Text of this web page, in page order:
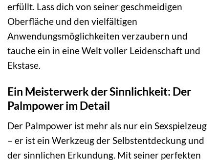
erfüllt. Lass dich von seiner geschmeidigen
Oberfläche und den vielfältigen
Anwendungsmöglichkeiten verzaubern und
tauche ein in eine Welt voller Leidenschaft und
Ekstase.
Ein Meisterwerk der Sinnlichkeit: Der
Palmpower im Detail
Der Palmpower ist mehr als nur ein Sexspielzeug
– er ist ein Werkzeug der Selbstentdeckung und
der sinnlichen Erkundung. Mit seiner perfekten